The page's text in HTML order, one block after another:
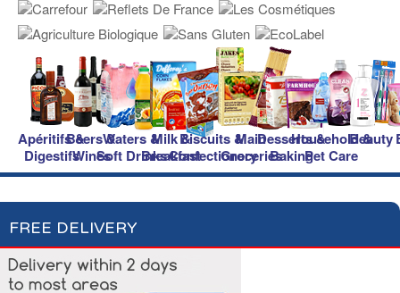
Apéritifs &
Digestifs
Beers &
Wines
Waters &
Soft Drinks
Milk &
Breakfast
Biscuits &
Confectionery
Main
Groceries
Desserts &
Baking
Household &
Pet Care
Beauty
FREE DELIVERY